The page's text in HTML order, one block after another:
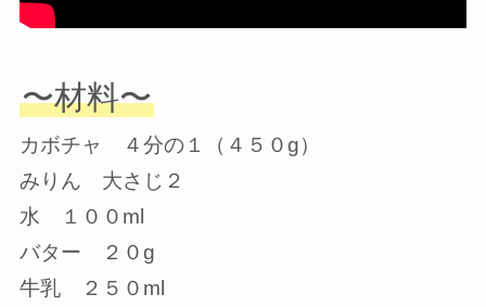
〜材料〜
カボチャ ４分の１（４５０g）
みりん 大さじ２
水 １００ml
バター ２０g
牛乳 ２５０ml